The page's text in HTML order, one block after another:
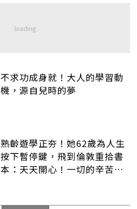
不求功成身就！大人的學習動
機，源自兒時的夢
熟齡遊學正夯！她62歲為人生
按下暫停鍵，飛到倫敦重拾書
本：天天開心！一切的辛苦都